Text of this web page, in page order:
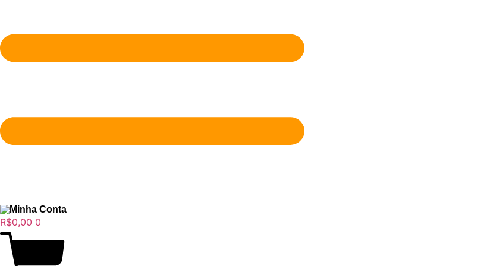
Minha Conta
R$0,00 0